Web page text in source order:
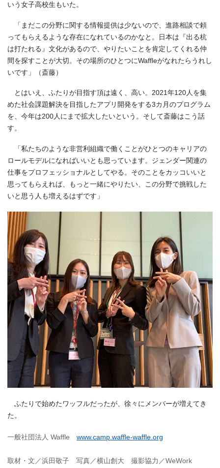
いう女子高校生もいた。
「まだこの分野に関する情報提供は少ないので、進路相談で頼
ってもらえるような存在になれているのかなと。日本は『出る杭
は打たれる』文化があるので、やりたいことを肯定してくれる仲
間を探すことが大切。その場所のひとつにWaffleがなれたらうれし
いです」（斎藤）
とはいえ、ふたりが目指す頂は遠く、高い。2021年120人を集
めた社会課題解決を目指したアプリ開発をする3カ月のプログラム
を、今年は200人にまで拡大したいという。そして斎藤はこう話
す。
「私たちのような非営利組織で働くことがひとつのキャリアの
ロールモデルになればいいとも思っています。ジェンダー関連の
仕事をプロフェッショナルとしてやる。そのことをカッコいいと
思ってもらえれば、もっと一緒にやりたい、この分野で挑戦した
いと思う人も増えるはずです」
ふたりで始めたワッフルだったが、徐々にメンバーが増えてき
た。
一般社団法人 Waffle www.camp.waffle-waffle.org
取材・文／浜田敬子 写真／横山創大 撮影協力／WeWork